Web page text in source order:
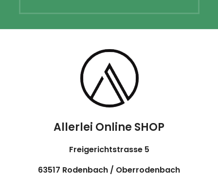
Allerlei Online SHOP
Freigerichtstrasse 5
63517 Rodenbach / Oberrodenbach